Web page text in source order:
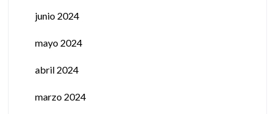
junio 2024
mayo 2024
abril 2024
marzo 2024